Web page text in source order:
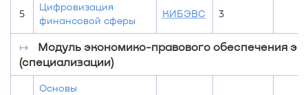
5
Цифровизация
финансовой сферы
КИБЭВС 3
↦
Модуль экономико-правового обеспечения
(специализации)
Основы